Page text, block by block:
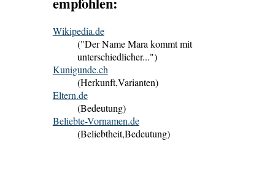
Wikipedia.de
("Der Name Mara kommt mit
unterschiedlicher...")
Kunigunde.ch
(Herkunft,Varianten)
Eltern.de
(Bedeutung)
Beliebte-Vornamen.de
(Beliebtheit,Bedeutung)